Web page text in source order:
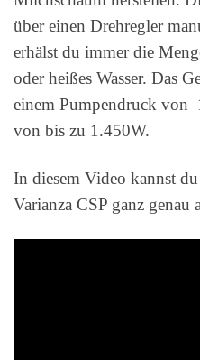
über einen Drehregler
erhälst du immer die
oder heißes Wasser. Das
einem Pumpendruck von
von bis zu 1.450W.
In diesem Video kannst
Varianza CSP ganz genau